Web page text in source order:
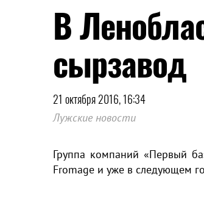
В
сырзавод
21 октября 2016, 16:34
Лужские новости
Группа компаний «Первый
Fromage и уже в следующем